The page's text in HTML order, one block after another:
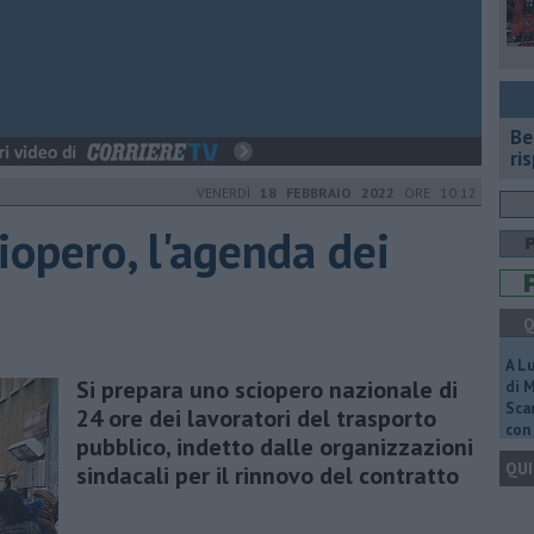
VENERDÌ 18 FEBBRAIO 2022 ORE 10:12
l'agenda dei
Si prepara uno sciopero nazionale di
24 ore dei lavoratori del trasporto
pubblico, indetto dalle organizzazioni
sindacali per il rinnovo del contratto
A
di
QUI